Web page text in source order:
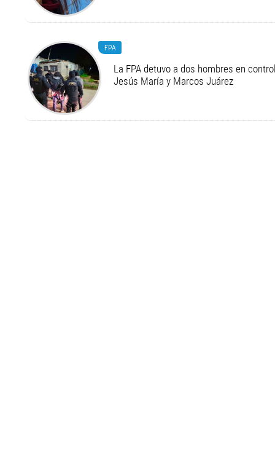
FPA
La FPA detuvo a dos hombres en
Jesús María y Marcos Juárez